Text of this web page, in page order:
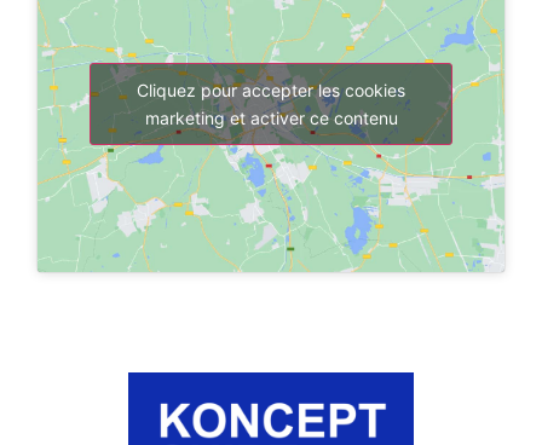
Cliquez pour accepter les cookies
marketing et activer ce contenu